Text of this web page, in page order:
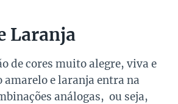
Laranja
de cores muito alegre, viva e
amarelo e laranja entra na
análogas, ou seja,